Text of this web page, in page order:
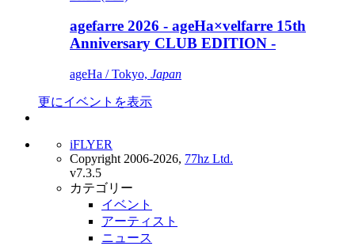
agefarre 2026 - ageHa×velfarre 15th
Anniversary CLUB EDITION -
ageHa / Tokyo, Japan
更にイベントを表示
iFLYER
Copyright 2006-2026, 77hz Ltd.
v7.3.5
カテゴリー
イベント
アーティスト
ニュース